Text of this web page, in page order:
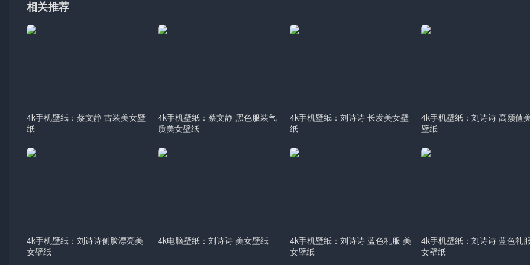
相关推荐
4k手机壁纸：蔡文静 古装美女壁
纸
4k手机壁纸：蔡文静 黑色服装气
质美女壁纸
4k手机壁纸：刘诗诗 长发美女壁
纸
4k手机壁纸：刘诗诗 高颜值
壁纸
4k手机壁纸：刘诗诗侧脸漂亮美
女壁纸
4k电脑壁纸：刘诗诗 美女壁纸
4k手机壁纸：刘诗诗 蓝色礼服 美
女壁纸
4k手机壁纸：刘诗诗 蓝色礼
女壁纸